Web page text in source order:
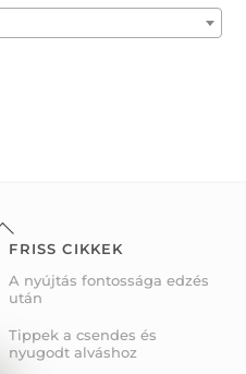
Back
To
FRISS CIKKEK
A nyújtás fontossága edzés
után
Tippek a csendes és
nyugodt alváshoz